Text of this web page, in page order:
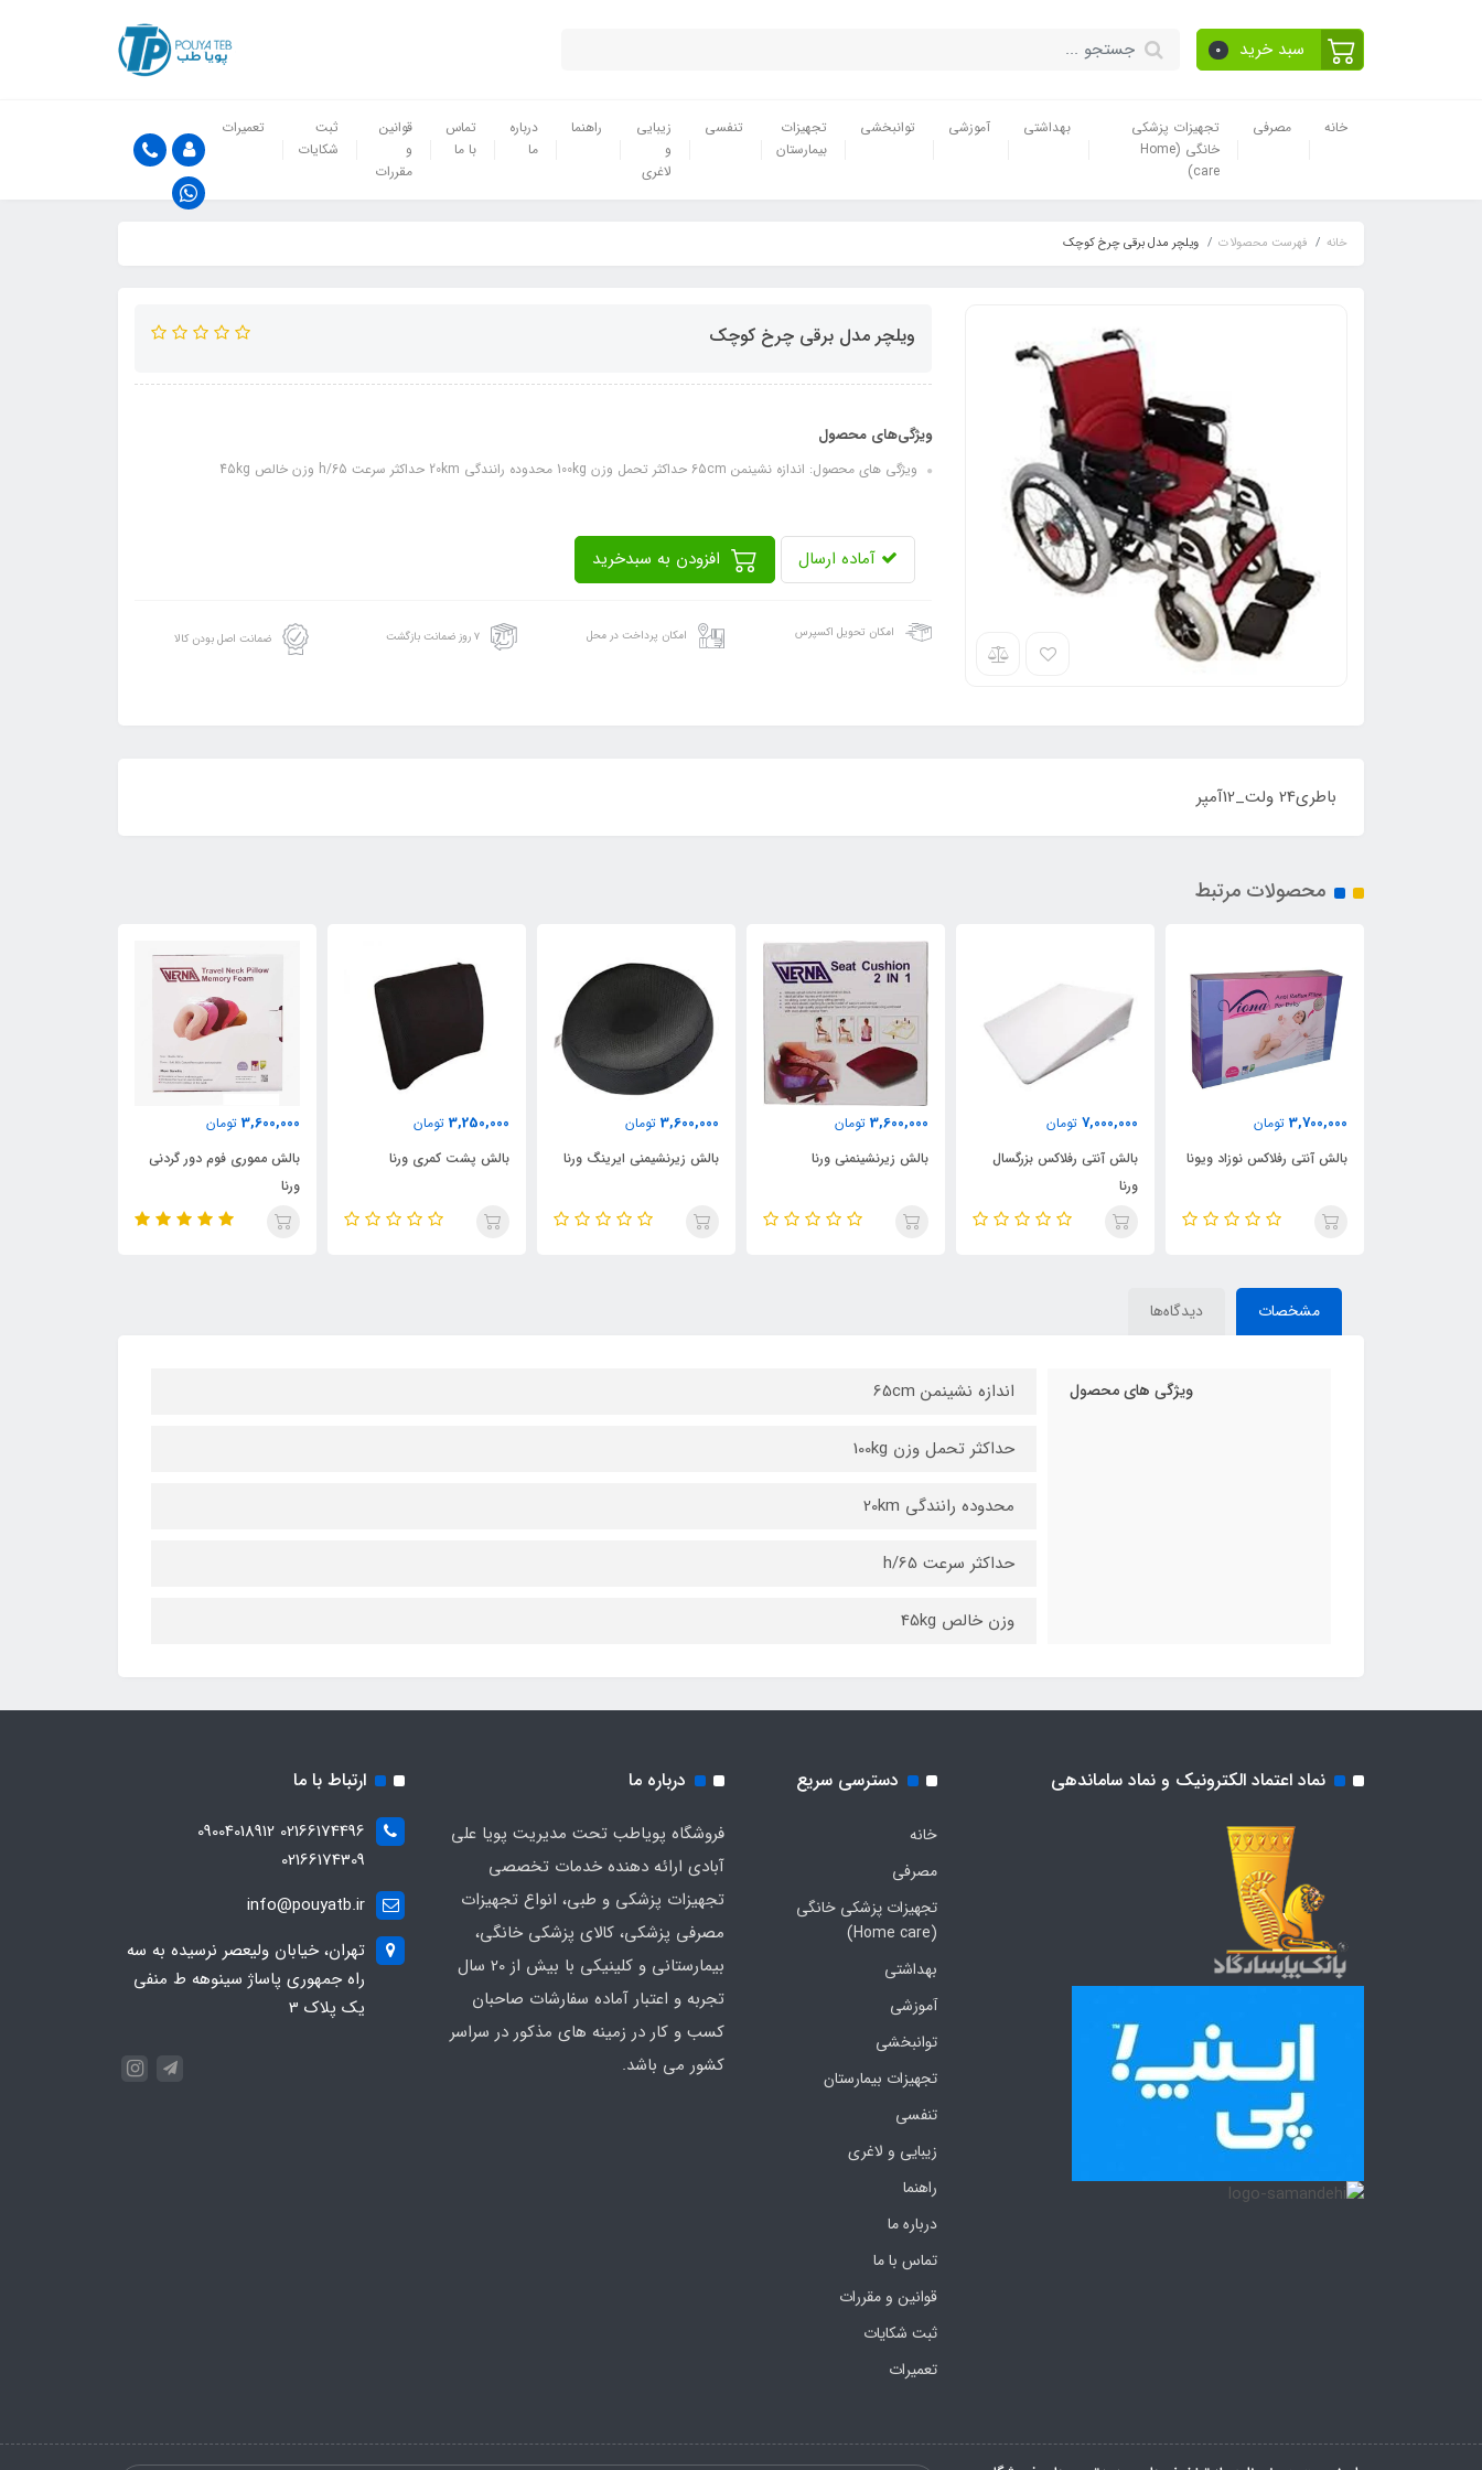
سبد خرید 0
خانه مصرفی
تجهیزات پزشکی
خانگی (Home
care)
بهداشتی آموزشی توانبخشی
تجهیزات
بیمارستان
تنفسی
زیبایی
و
لاغری
راهنما
درباره
ما
تماس
با ما
قوانین
و
مقررات
ثبت
شکایات
تعمیرات
خانه فهرست محصولات ویلچر مدل برقی چرخ کوچک
ویلچر مدل برقی چرخ کوچک
ویژگی‌های محصول
ویژگی های محصول: اندازه نشینمن 65cm حداکثر تحمل وزن 100kg محدوده رانندگی 20km حداکثر سرعت 65/h وزن خالص 45kg
آماده ارسال
امکان تحویل اکسپرس امکان پرداخت در محل ۷ روز ضمانت بازگشت ضمانت اصل بودن کالا
باطری24 ولت_12آمپر
محصولات مرتبط
3,700,000 تومان
بالش آنتی رفلاکس نوزاد ویونا
7,000,000 تومان
بالش آنتی رفلاکس بزرگسال
ورنا
3,600,000 تومان
بالش زیرنشینمنی ورنا
3,600,000 تومان
بالش زیرنشیمنی ایرینگ ورنا
3,250,000 تومان
بالش پشت کمری ورنا
3,600,000 تومان
بالش مموری فوم دور گردنی
ورنا
مشخصات دیدگاه‌ها
ویژگی های محصول اندازه نشینمن 65cm
حداکثر تحمل وزن 100kg
محدوده رانندگی 20km
حداکثر سرعت 65/h
وزن خالص 45kg
نماد اعتماد الکترونیک و نماد ساماندهی دسترسی سریع
خانه
مصرفی
تجهیزات پزشکی خانگی
(Home care)
بهداشتی
آموزشی
توانبخشی
تجهیزات بیمارستان
تنفسی
زیبایی و لاغری
راهنما
درباره ما
تماس با ما
قوانین و مقررات
ثبت شکایات
تعمیرات
درباره ما
فروشگاه پویاطب تحت مدیریت پویا علی
آبادی ارائه دهنده خدمات تخصصی
تجهیزات پزشکی و طبی، انواع تجهیزات
مصرفی پزشکی، کالای پزشکی خانگی،
بیمارستانی و کلینیکی با بیش از 20 سال
تجربه و اعتبار آماده سفارشات صاحبان
کسب و کار در زمینه های مذکور در سراسر
کشور می باشد.
ارتباط با ما
02166174496 09004018912
02166174309
info@pouyatb.ir
تهران، خیابان ولیعصر نرسیده به سه
راه جمهوری پاساژ سینوهه ط منفی
یک پلاک 3